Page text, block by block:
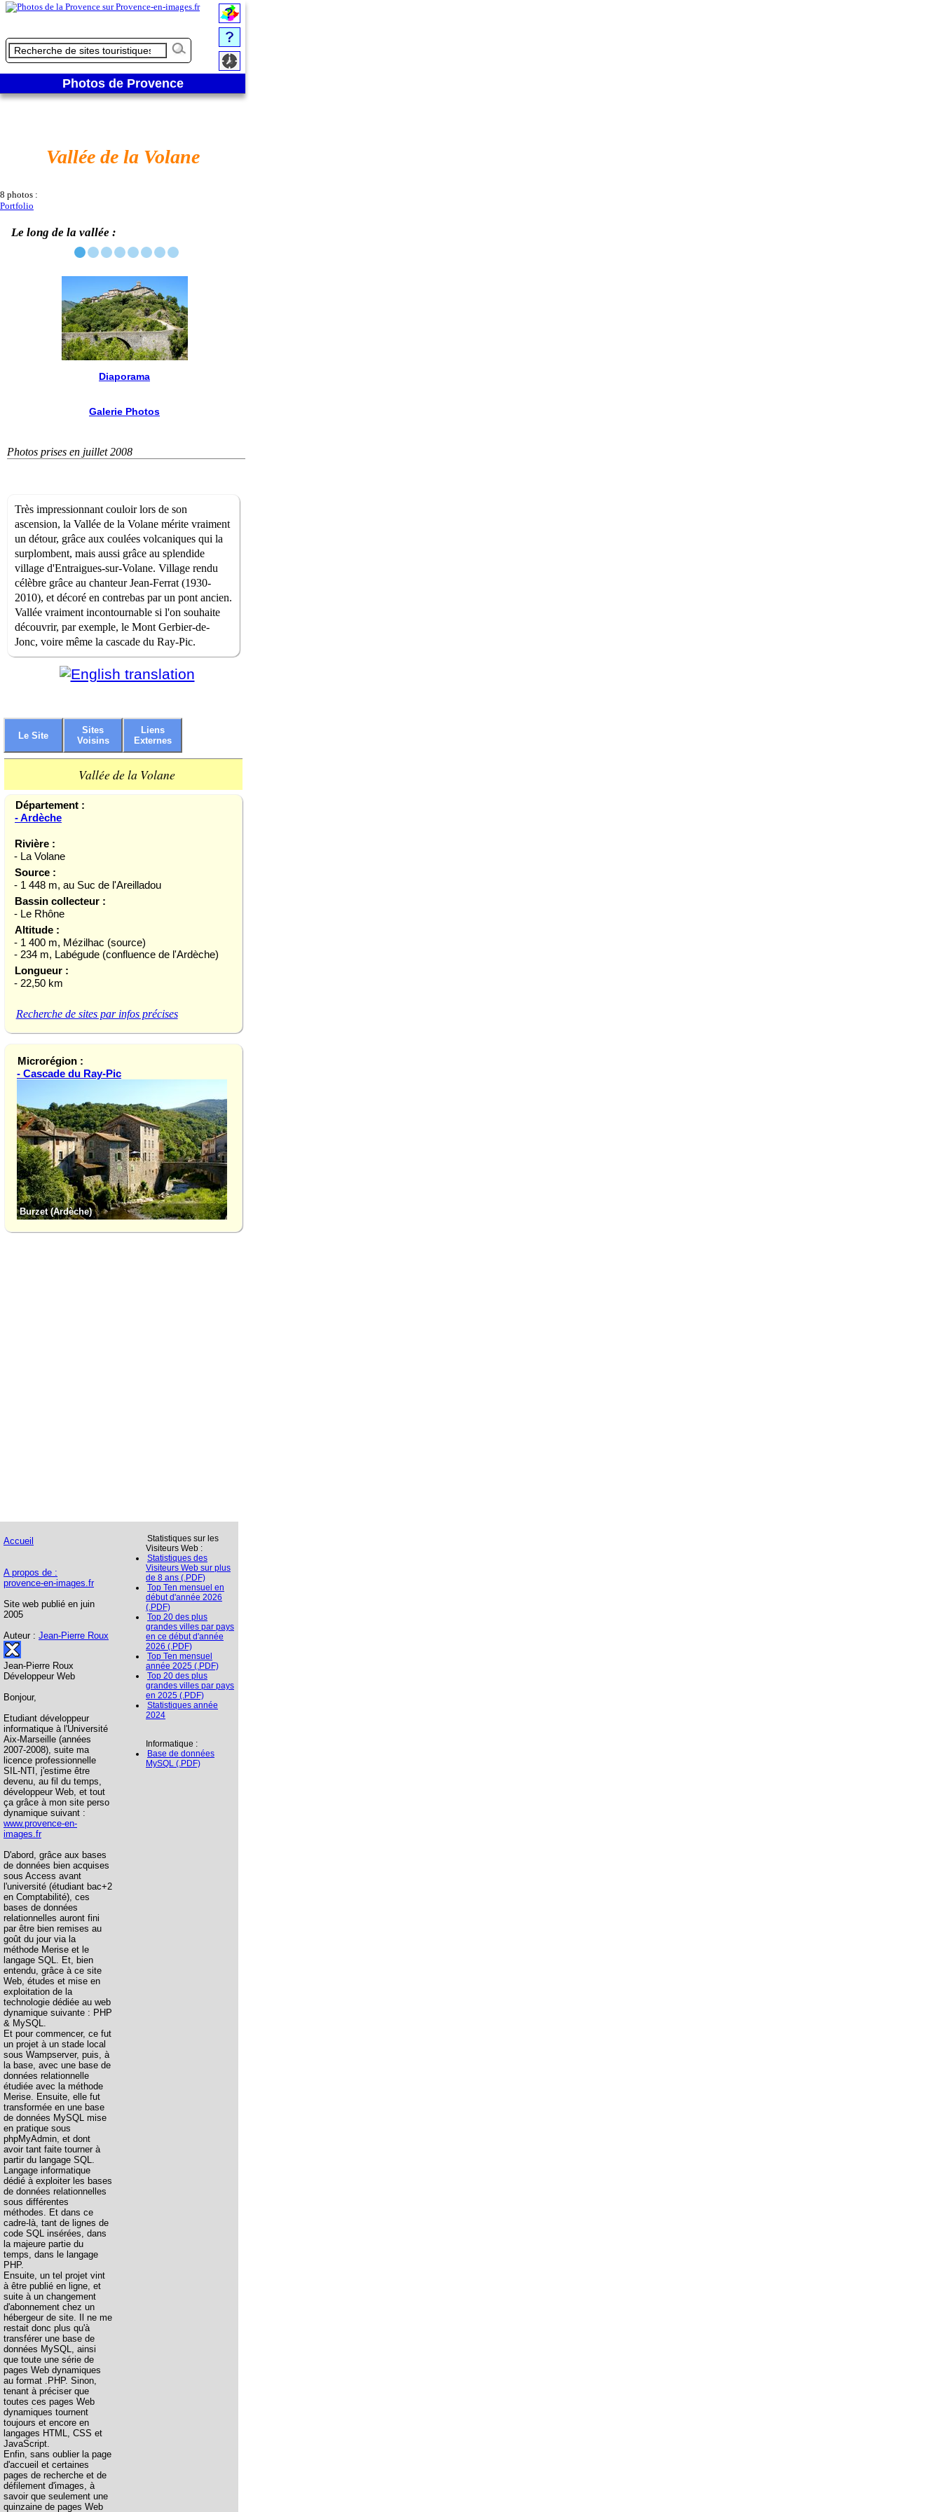
Photos de Provence
Vallée de la Volane
8 photos :
Portfolio
Le long de la vallée :
Diaporama
Galerie Photos
Photos prises en juillet 2008
Très impressionnant couloir lors de son
ascension, la Vallée de la Volane mérite vraiment
un détour, grâce aux coulées volcaniques qui la
surplombent, mais aussi grâce au splendide
village d'Entraigues-sur-Volane. Village rendu
célèbre grâce au chanteur Jean-Ferrat (1930-
2010), et décoré en contrebas par un pont ancien.
Vallée vraiment incontournable si l'on souhaite
découvrir, par exemple, le Mont Gerbier-de-
Jonc, voire même la cascade du Ray-Pic.
Le Site
Sites
Voisins
Liens
Externes
Vallée de la Volane
Département :
- Ardèche
Rivière :
- La Volane
Source :
- 1 448 m, au Suc de l'Areilladou
Bassin collecteur :
- Le Rhône
Altitude :
- 1 400 m, Mézilhac (source)
- 234 m, Labégude (confluence de l'Ardèche)
Longueur :
- 22,50 km
Recherche de sites par infos précises
Microrégion :
- Cascade du Ray-Pic
Gerbier-de-Jonc (Ardèche)
Accueil
A propos de :
provence-en-images.fr
Site web publié en juin
2005
Auteur : Jean-Pierre Roux
Jean-Pierre Roux
Développeur Web
Bonjour,
Etudiant développeur
informatique à l'Université
Aix-Marseille (années
2007-2008), suite ma
licence professionnelle
SIL-NTI, j'estime être
devenu, au fil du temps,
développeur Web, et tout
ça grâce à mon site perso
dynamique suivant :
www.provence-en-
images.fr
D'abord, grâce aux bases
de données bien acquises
sous Access avant
l'université (étudiant bac+2
en Comptabilité), ces
bases de données
relationnelles auront fini
par être bien remises au
goût du jour via la
méthode Merise et le
langage SQL. Et, bien
entendu, grâce à ce site
Web, études et mise en
exploitation de la
technologie dédiée au web
dynamique suivante : PHP
& MySQL.
Et pour commencer, ce fut
un projet à un stade local
sous Wampserver, puis, à
la base, avec une base de
données relationnelle
étudiée avec la méthode
Merise. Ensuite, elle fut
transformée en une base
de données MySQL mise
en pratique sous
phpMyAdmin, et dont
avoir tant faite tourner à
partir du langage SQL.
Langage informatique
dédié à exploiter les bases
de données relationnelles
sous différentes
méthodes. Et dans ce
cadre-là, tant de lignes de
code SQL insérées, dans
la majeure partie du
temps, dans le langage
PHP.
Ensuite, un tel projet vint
à être publié en ligne, et
suite à un changement
d'abonnement chez un
hébergeur de site. Il ne me
restait donc plus qu'à
transférer une base de
données MySQL, ainsi
que toute une série de
pages Web dynamiques
au format .PHP. Sinon,
tenant à préciser que
toutes ces pages Web
dynamiques tournent
toujours et encore en
langages HTML, CSS et
JavaScript.
Enfin, sans oublier la page
d'accueil et certaines
pages de recherche et de
défilement d'images, à
savoir que seulement une
quinzaine de pages Web
Statistiques sur les
Visiteurs Web :
Statistiques des
Visiteurs Web sur plus
de 8 ans (.PDF)
Top Ten mensuel en
début d'année 2026
(.PDF)
Top 20 des plus
grandes villes par pays
en ce début d'année
2026 (.PDF)
Top Ten mensuel
année 2025 (.PDF)
Top 20 des plus
grandes villes par pays
en 2025 (.PDF)
Statistiques année
2024
Informatique :
Base de données
MySQL (.PDF)